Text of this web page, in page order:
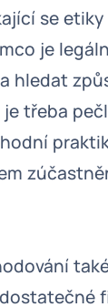
se
je
hledat
třeba